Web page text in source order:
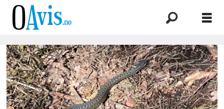
Emne:
hoggorm